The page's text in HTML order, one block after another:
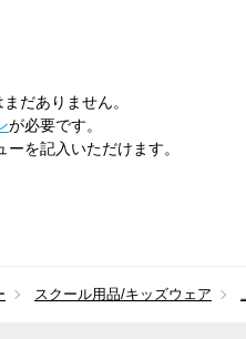
だありません。
が必要です。
ーを記入いただけます。
スクール用品/キッズウェア